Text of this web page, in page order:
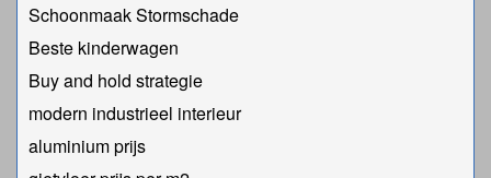
Schoonmaak Stormschade
Beste kinderwagen
Buy and hold strategie
modern industrieel interieur
aluminium prijs